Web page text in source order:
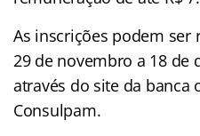
As inscrições podem ser
29 de novembro a 18 de
através do site da banca
Consulpam.